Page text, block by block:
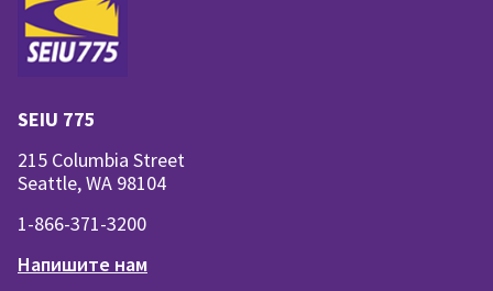
SEIU 775
215 Columbia Street
Seattle, WA 98104
1-866-371-3200
Напишите нам